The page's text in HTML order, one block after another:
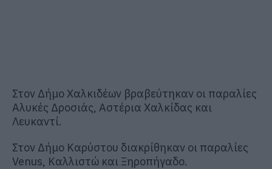
Στον Δήμο Χαλκιδέων βραβεύτηκαν οι παραλίες
Αλυκές Δροσιάς, Αστέρια Χαλκίδας και
Λευκαντί.
Στον Δήμο Καρύστου διακρίθηκαν οι παραλίες
Venus, Καλλιστώ και Ξηροπήγαδο.